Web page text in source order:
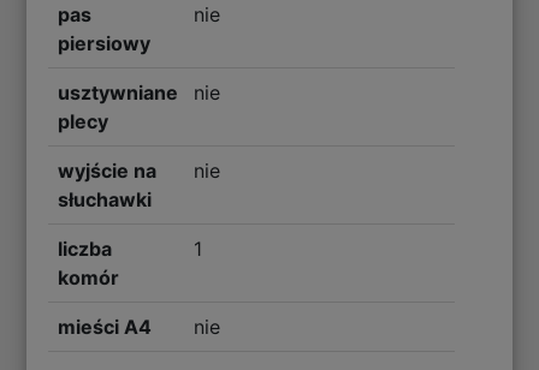
pas
piersiowy
nie
usztywniane
plecy
nie
wyjście na
słuchawki
nie
liczba
komór
1
mieści A4 nie